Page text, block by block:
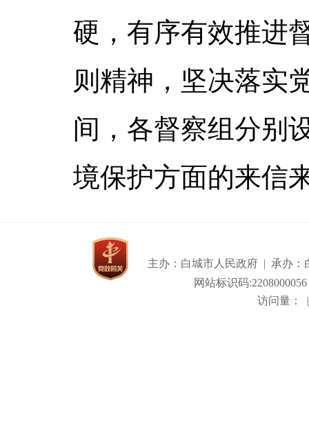
硬，有序有效推进
则精神，坚决落实
间，各督察组分别
境保护方面的来信
主办：白城市人民政府 | 承办：
网站标识码
访问量：